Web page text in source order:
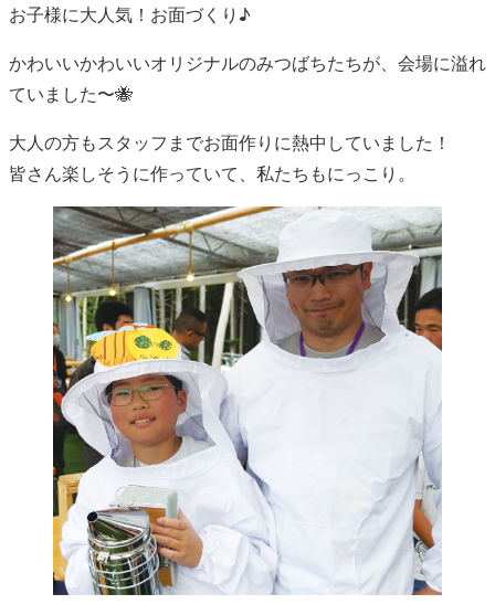
お子様に大人気！お面づくり♪
かわいいかわいいオリジナルのみつばちたちが、会場に溢れ
ていました〜🐝
大人の方もスタッフまでお面作りに熱中していました！
皆さん楽しそうに作っていて、私たちもにっこり。